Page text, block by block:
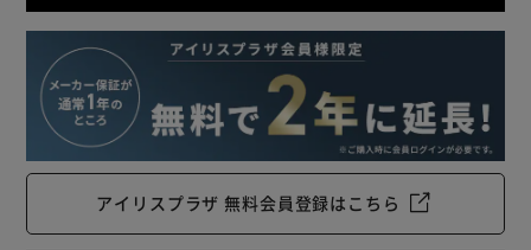
アイリスプラザ 無料会員登録はこちら